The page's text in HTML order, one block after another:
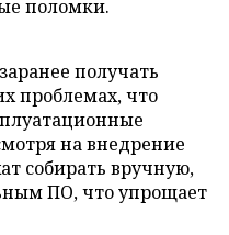
поломки.
получать
проблемах, что
на внедрение
собирать вручную,
ПО, что упрощает